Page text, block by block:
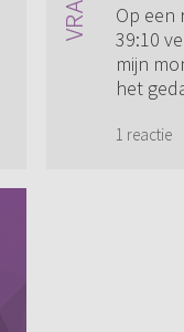
Op een
39:10
mijn
het
1 reactie